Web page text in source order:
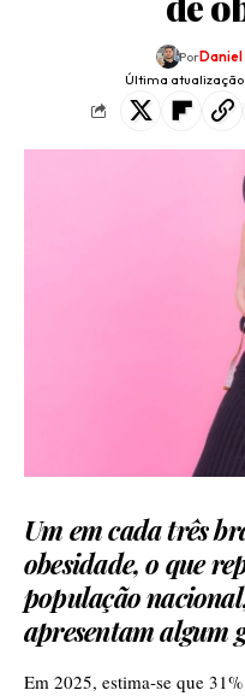
Última atualização:
Por
Um em cada três
obesidade, o que
população
apresentam algum
Em 2025, estima-se que